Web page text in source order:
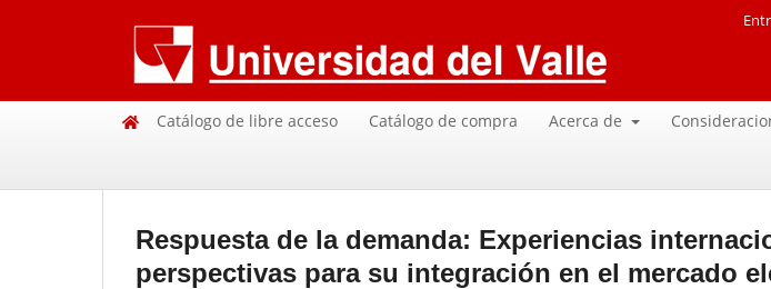
Catálogo de libre acceso Catálogo de compra Acerca de
Respuesta de la demanda: Experiencias
perspectivas para su integración en el mercado